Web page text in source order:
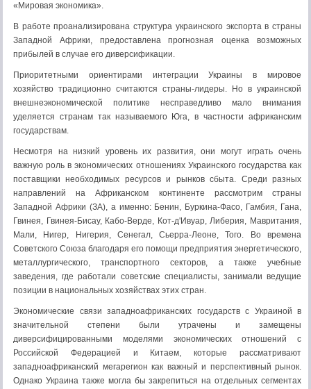
«Мировая экономика».
В работе проанализирована структура украинского экспорта в страны
Западной Африки, предоставлена прогнозная оценка возможных
прибылей в случае его диверсификации.
Приоритетными ориентирами интеграции Украины в мировое
хозяйство традиционно считаются страны-лидеры. Но в украинской
внешнеэкономической политике несправедливо мало внимания
уделяется странам так называемого Юга, в частности африканским
государствам.
Несмотря на низкий уровень их развития, они могут играть очень
важную роль в экономических отношениях Украинского государства как
поставщики необходимых ресурсов и рынков сбыта. Среди разных
направлений на Африканском континенте рассмотрим страны
Западной Африки (ЗА), а именно: Бенин, Буркина-Фасо, Гамбия, Гана,
Гвинея, Гвинея-Бисау, Кабо-Верде, Кот-д'Ивуар, Либерия, Мавритания,
Мали, Нигер, Нигерия, Сенегал, Сьерра-Леоне, Того. Во времена
Советского Союза благодаря его помощи предприятия энергетического,
металлургического, транспортного секторов, а также учебные
заведения, где работали советские специалисты, занимали ведущие
позиции в национальных хозяйствах этих стран.
Экономические связи западноафриканских государств с Украиной в
значительной степени были утрачены и замещены
диверсифицированными моделями экономических отношений с
Российской Федерацией и Китаем, которые рассматривают
западноафриканский мегарегион как важный и перспективный рынок.
Однако Украина также могла бы закрепиться на отдельных сегментах